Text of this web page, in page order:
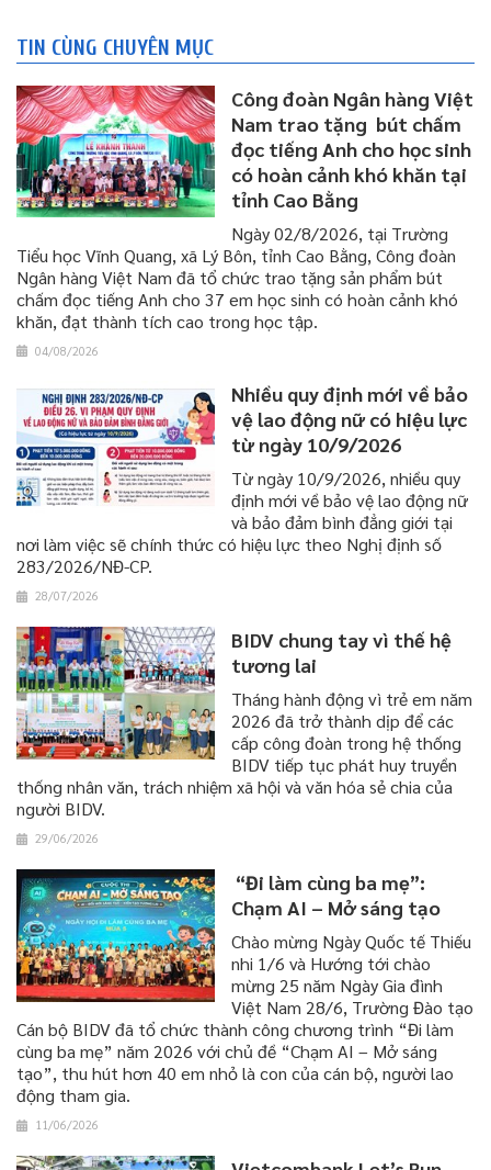
TIN CÙNG CHUYÊN MỤC
Công đoàn Ngân hàng Việt
Nam trao tặng bút chấm
đọc tiếng Anh cho học sinh
có hoàn cảnh khó khăn tại
tỉnh Cao Bằng
​​​​​​​Ngày 02/8/2026, tại Trường
Tiểu học Vĩnh Quang, xã Lý Bôn, tỉnh Cao Bằng, Công đoàn
Ngân hàng Việt Nam đã tổ chức trao tặng sản phẩm bút
chấm đọc tiếng Anh cho 37 em học sinh có hoàn cảnh khó
khăn, đạt thành tích cao trong học tập.
04/08/2026
Nhiều quy định mới về bảo
vệ lao động nữ có hiệu lực
từ ngày 10/9/2026
Từ ngày 10/9/2026, nhiều quy
định mới về bảo vệ lao động nữ
và bảo đảm bình đẳng giới tại
nơi làm việc sẽ chính thức có hiệu lực theo Nghị định số
283/2026/NĐ-CP.
28/07/2026
BIDV chung tay vì thế hệ
tương lai
Tháng hành động vì trẻ em năm
2026 đã trở thành dịp để các
cấp công đoàn trong hệ thống
BIDV tiếp tục phát huy truyền
thống nhân văn, trách nhiệm xã hội và văn hóa sẻ chia của
người BIDV.
29/06/2026
“Đi làm cùng ba mẹ”:
Chạm AI – Mở sáng tạo
​​​​​​​Chào mừng Ngày Quốc tế Thiếu
nhi 1/6 và Hướng tới chào
mừng 25 năm Ngày Gia đình
Việt Nam 28/6, Trường Đào tạo
Cán bộ BIDV đã tổ chức thành công chương trình “Đi làm
cùng ba mẹ” năm 2026 với chủ đề “Chạm AI – Mở sáng
tạo”, thu hút hơn 40 em nhỏ là con của cán bộ, người lao
động tham gia.
11/06/2026